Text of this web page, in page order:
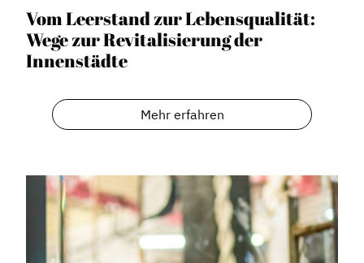
Vom Leerstand zur Lebensqualität:
Wege zur Revitalisierung der
Innenstädte
Mehr erfahren